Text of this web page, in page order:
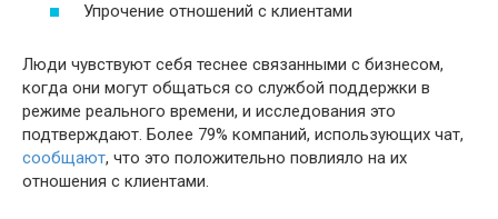
Упрочение отношений с клиентами
Люди чувствуют себя теснее связанными с бизнесом,
когда они могут общаться со службой поддержки в
режиме реального времени, и исследования это
подтверждают. Более 79% компаний, использующих чат,
сообщают, что это положительно повлияло на их
отношения с клиентами.